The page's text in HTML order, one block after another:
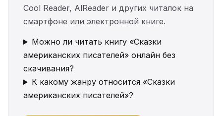
Cool Reader, AlReader и других читалок на
смартфоне или электронной книге.
Можно ли читать книгу «Сказки
американских писателей» онлайн без
скачивания?
К какому жанру относится «Сказки
американских писателей»?